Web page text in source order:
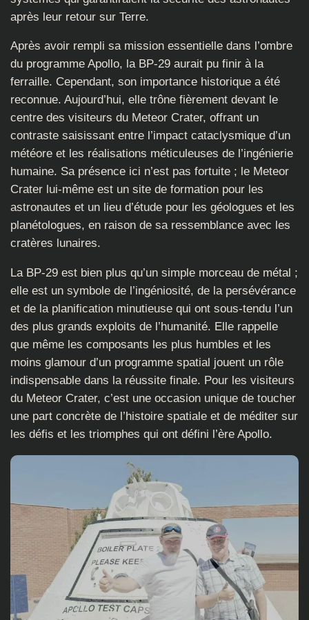
après leur retour sur Terre.
Après avoir rempli sa mission essentielle dans l’ombre
du programme Apollo, la BP-29 aurait pu finir à la
ferraille. Cependant, son importance historique a été
reconnue. Aujourd’hui, elle trône fièrement devant le
centre des visiteurs du Meteor Crater, offrant un
contraste saisissant entre l’impact cataclysmique d’un
météore et les réalisations méticuleuses de l’ingénierie
humaine. Sa présence ici n’est pas fortuite ; le Meteor
Crater lui-même est un site de formation pour les
astronautes et un lieu d’étude pour les géologues et les
planétologues, en raison de sa ressemblance avec les
cratères lunaires.
La BP-29 est bien plus qu’un simple morceau de métal ;
elle est un symbole de l’ingéniosité, de la persévérance
et de la planification minutieuse qui ont sous-tendu l’un
des plus grands exploits de l’humanité. Elle rappelle
que même les composants les plus humbles et les
moins glamour d’un programme spatial jouent un rôle
indispensable dans la réussite finale. Pour les visiteurs
du Meteor Crater, c’est une occasion unique de toucher
une part concrète de l’histoire spatiale et de méditer sur
les défis et les triomphes qui ont défini l’ère Apollo.